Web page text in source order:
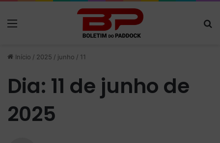
Início / 2025 / junho / 11
Dia: 11 de junho de
2025